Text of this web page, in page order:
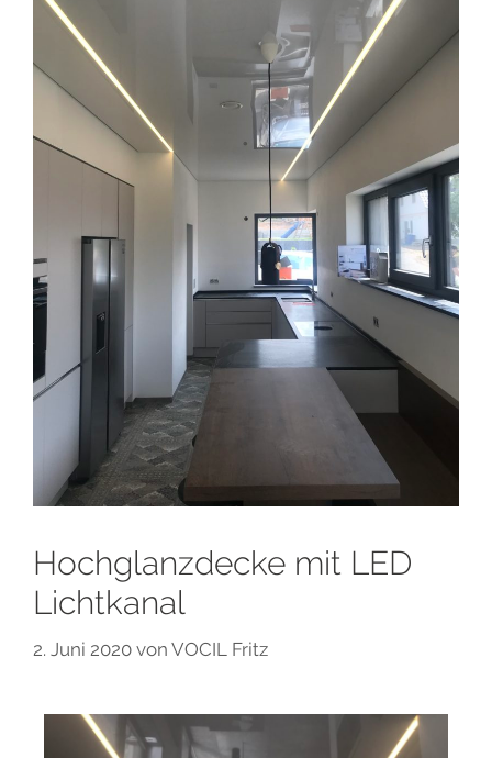
Hochglanzdecke mit LED
Lichtkanal
2. Juni 2020 von VOCIL Fritz